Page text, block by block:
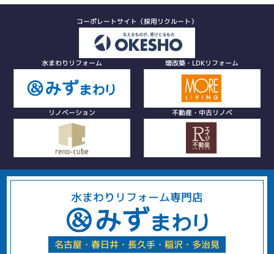
コーポレートサイト（採用リクルート）
水まわりリフォーム 増改築・LDKリフォーム
リノベーション 不動産・中古リノベ
水まわりリフォーム専門店
名古屋・春日井・長久手・稲沢・多治見